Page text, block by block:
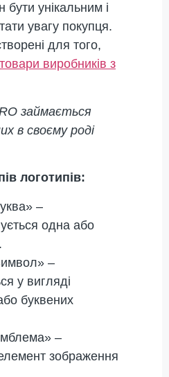
унікальним і
увагу покупця.
для того,
товари виробників з
займається
в своєму роді
логотипів:
–
одна або
–
у вигляді
буквених
–
зображення